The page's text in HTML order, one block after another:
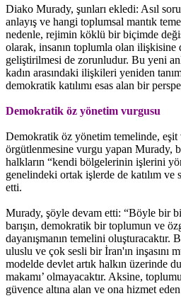
Diako Murady, şunları ekledi: Asıl
anlayış ve hangi toplumsal mantık
nedenle, rejimin köklü bir biçimde
olarak, insanın toplumla olan ilişkisine
geliştirilmesi de zorunludur. Bu yeni
kadın arasındaki ilişkileri yeniden
demokratik katılımı esas alan bir
Demokratik öz yönetim vurgusu
Demokratik öz yönetim temelinde, eşit
örgütlenmesine vurgu yapan Murady,
halkların “kendi bölgelerinin işlerini
genelindeki ortak işlerde de katılım ve
etti.
Murady, şöyle devam etti: “Böyle bir
barışın, demokratik bir toplumun ve
dayanışmanın temelini oluşturacaktır.
uluslu ve çok sesli bir İran'ın inşasını
modelde devlet artık halkın üzerinde
makamı’ olmayacaktır. Aksine,
güvence altına alan ve ona hizmet